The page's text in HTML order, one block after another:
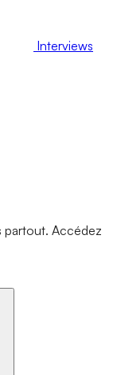
Interviews
partout. Accédez